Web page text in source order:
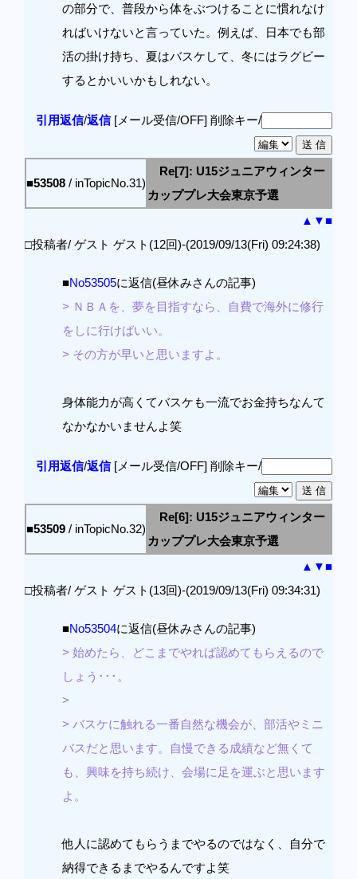
の部分で、普段から体をぶつけることに慣れなけ
ればいけないと言っていた。例えば、日本でも部
活の掛け持ち、夏はバスケして、冬にはラグビー
するとかいいかもしれない。
引用返信/返信[メール受信/OFF] 削除キー/
■53508 / inTopicNo.31)
Re[7]: U15ジュニアウィンター
カッププレ大会東京予選
▲ ▼■
□投稿者/ ゲスト ゲスト(12回)-(2019/09/13(Fri) 09:24:38)
■No53505に返信(昼休みさんの記事)
> ＮＢＡを、夢を目指すなら、自費で海外に修行
をしに行けばいい。
> その方が早いと思いますよ。
身体能力が高くてバスケも一流でお金持ちなんて
なかなかいませんよ笑
引用返信/返信[メール受信/OFF] 削除キー/
■53509 / inTopicNo.32)
Re[6]: U15ジュニアウィンター
カッププレ大会東京予選
▲ ▼■
□投稿者/ ゲスト ゲスト(13回)-(2019/09/13(Fri) 09:34:31)
■No53504に返信(昼休みさんの記事)
> 始めたら、どこまでやれば認めてもらえるので
しょう･･･。
>
> バスケに触れる一番自然な機会が、部活やミニ
バスだと思います。自慢できる成績など無くて
も、興味を持ち続け、会場に足を運ぶと思います
よ。
他人に認めてもらうまでやるのではなく、自分で
納得できるまでやるんですよ笑